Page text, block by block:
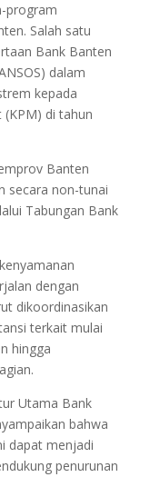
program
Salah satu
Bank Banten
dalam
kepada
di tahun
Banten
secara non-tunai
Tabungan Bank
dengan
dikoordinasikan
terkait mulai
hingga
Utama Bank
bahwa
dapat menjadi
penurunan